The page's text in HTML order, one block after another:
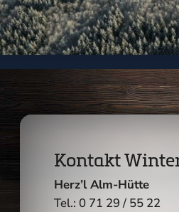
Kontakt
Kontakt
Herz’l Alm-Hütte
Tel.: 0 71 29 / 55 22